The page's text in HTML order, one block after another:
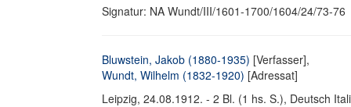
Signatur: NA Wundt/III/1601-1700/1604/24/73-76
Bluwstein, Jakob (1880-1935) [Verfasser],
Wundt, Wilhelm (1832-1920) [Adressat]
Leipzig, 24.08.1912. - 2 Bl. (1 hs. S.), Deutsch